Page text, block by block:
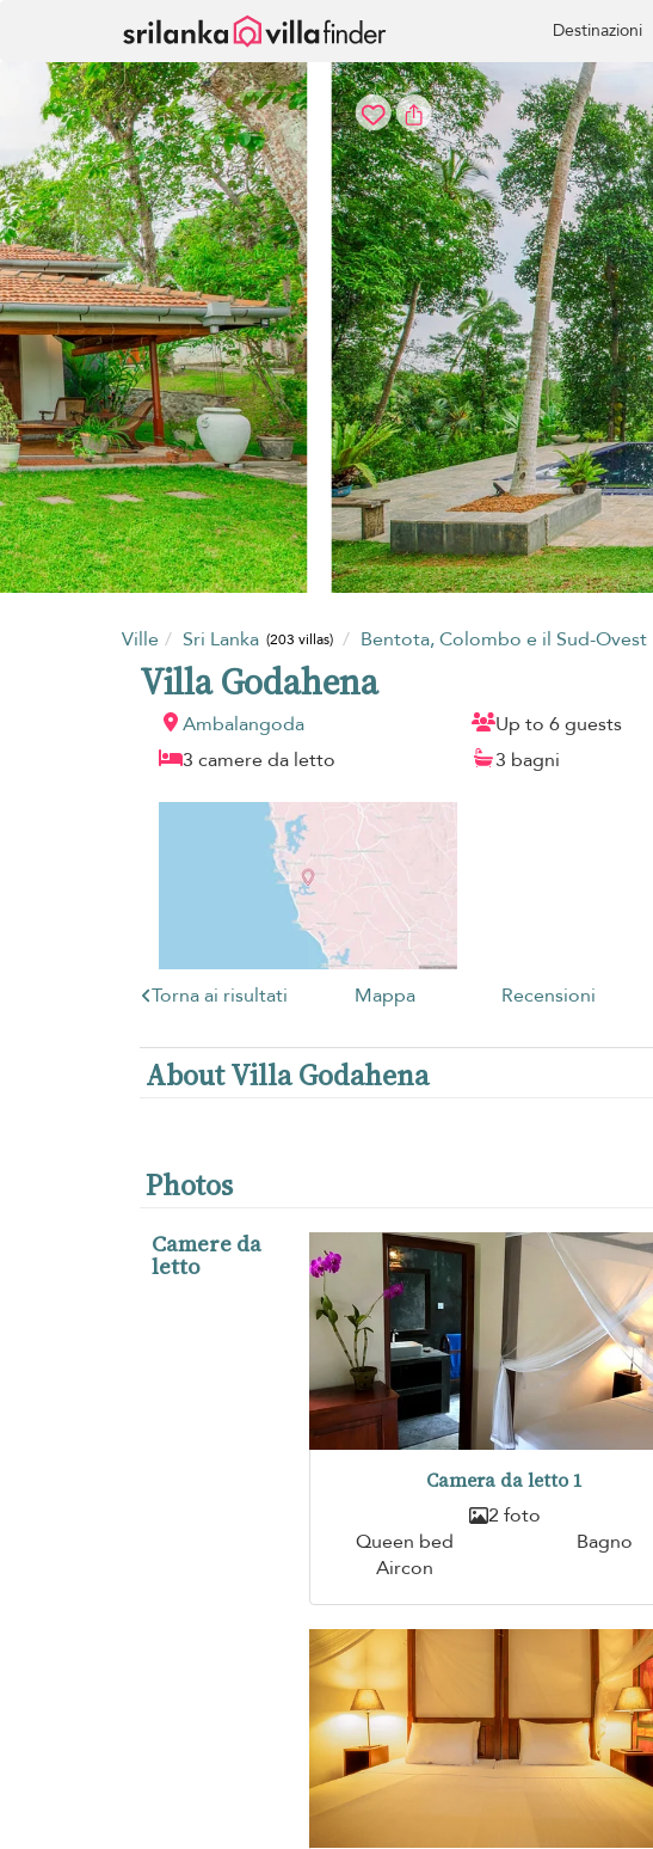
Destinazioni
Ville Sri Lanka (203 villas) Bentota, Colombo e il Sud-Ovest
Villa Godahena
Ambalangoda
Up to 6 guests
3 camere da letto
3 bagni
Torna ai risultati Mappa Recensioni
About Villa Godahena
Photos
Camere da
letto
Camera da letto 1
2 foto
Queen bed
Bagno
Aircon
Pannello di gestione dei cookies